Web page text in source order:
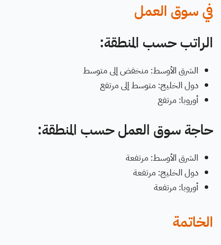
في سوق العمل
الراتب حسب المنطقة:
الشرق الأوسط: منخفض إلى متوسط
دول الخليج: متوسط إلى مرتفع
أوروبا: مرتفع
حاجة سوق العمل حسب المنطقة:
الشرق الأوسط: مرتفعة
دول الخليج: مرتفعة
أوروبا: مرتفعة
الخاتمة